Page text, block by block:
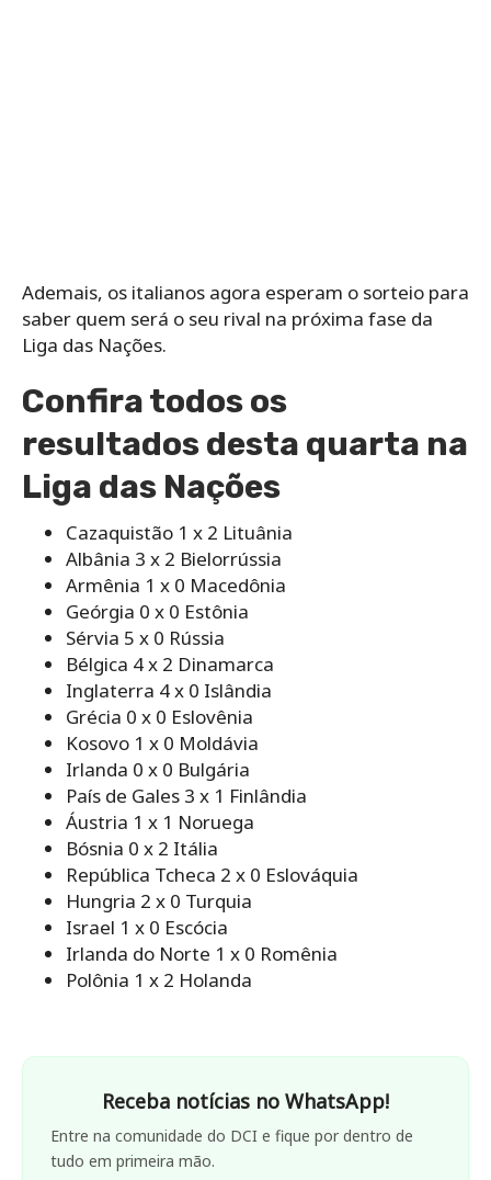
Ademais, os italianos agora esperam o sorteio para
saber quem será o seu rival na próxima fase da
Liga das Nações.
Confira todos os
resultados desta quarta na
Liga das Nações
Cazaquistão 1 x 2 Lituânia
Albânia 3 x 2 Bielorrússia
Armênia 1 x 0 Macedônia
Geórgia 0 x 0 Estônia
Sérvia 5 x 0 Rússia
Bélgica 4 x 2 Dinamarca
Inglaterra 4 x 0 Islândia
Grécia 0 x 0 Eslovênia
Kosovo 1 x 0 Moldávia
Irlanda 0 x 0 Bulgária
País de Gales 3 x 1 Finlândia
Áustria 1 x 1 Noruega
Bósnia 0 x 2 Itália
República Tcheca 2 x 0 Eslováquia
Hungria 2 x 0 Turquia
Israel 1 x 0 Escócia
Irlanda do Norte 1 x 0 Romênia
Polônia 1 x 2 Holanda
Receba notícias no WhatsApp!
Entre na comunidade do DCI e fique por dentro de
tudo em primeira mão.